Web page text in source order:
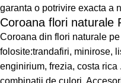
garanta o potrivire exacta a
Coroana flori naturale
Coroana din flori naturale
folosite:trandafiri, minirose,
enginirium, frezia, costa
combinatii de culori.